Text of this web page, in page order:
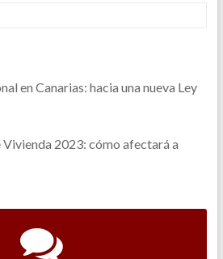
en Canarias: hacia una nueva Ley
Vivienda 2023: cómo afectará a